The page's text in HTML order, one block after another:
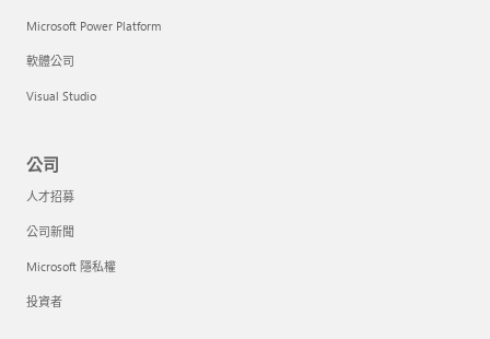
Microsoft Power Platform
軟體公司
Visual Studio
公司
人才招募
公司新聞
Microsoft 隱私權
投資者